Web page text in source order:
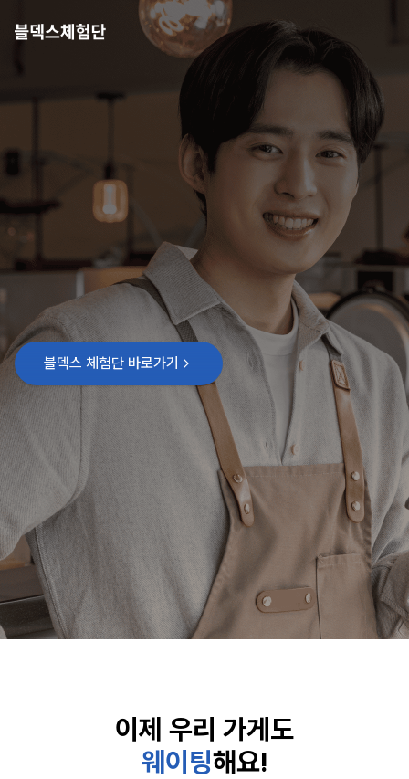
블덱스 체험단 바로가기
이제 우리 가게도
웨이팅해요!